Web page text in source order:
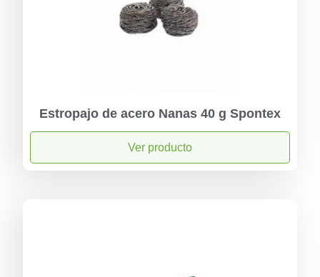
Estropajo de acero Nanas 40 g Spontex
Ver producto